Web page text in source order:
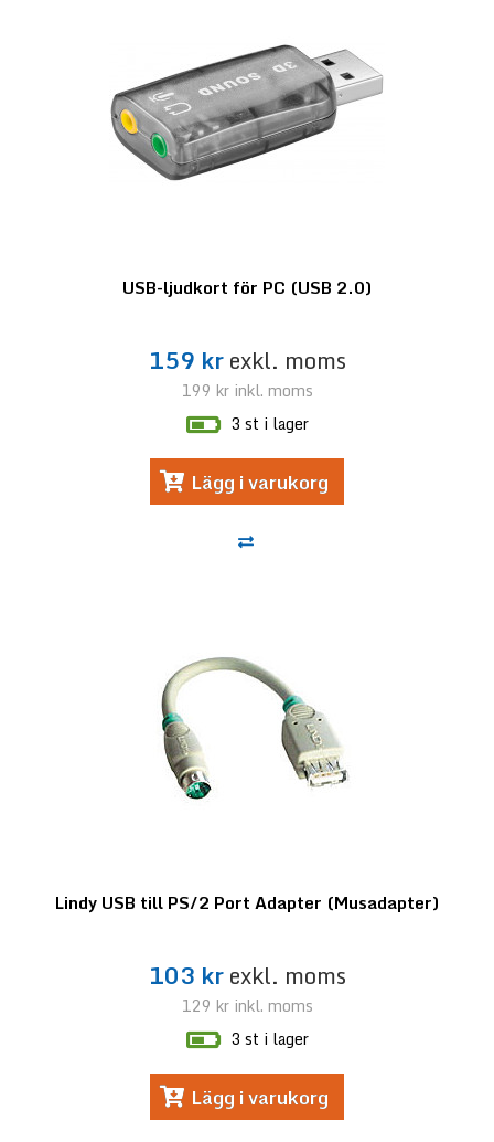
USB-ljudkort för PC (USB 2.0)
159 krexkl. moms
199 krinkl. moms
3 st i lager
Lägg i varukorg
Lindy USB till PS/2 Port Adapter (Musadapter)
103 krexkl. moms
129 krinkl. moms
3 st i lager
Lägg i varukorg